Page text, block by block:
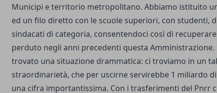
Municipi e territorio metropolitano. Abbiamo istituito
ed un filo diretto con le scuole superiori, con studenti,
sindacati di categoria, consentendoci così di
perduto negli anni precedenti questa
trovato una situazione drammatica: ci troviamo in un
straordinarietà, che per uscirne servirebbe 1 miliardo
una cifra importantissima. Con i trasferimenti del Pnrr